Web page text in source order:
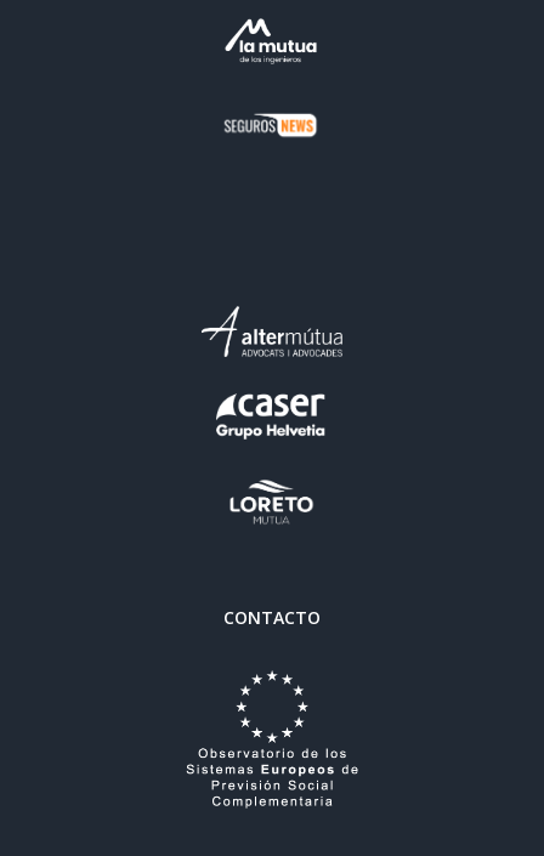
CONTACTO